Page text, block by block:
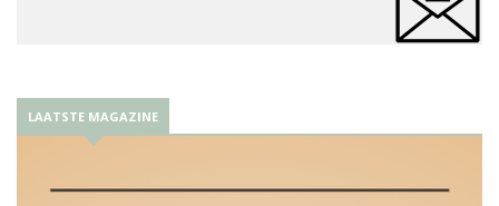
LAATSTE MAGAZINE